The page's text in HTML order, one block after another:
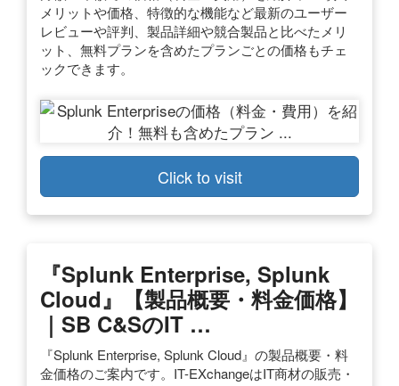
メリットや価格、特徴的な機能など最新のユーザー
レビューや評判、製品詳細や競合製品と比べたメリ
ット、無料プランを含めたプランごとの価格もチェ
ックできます。
Click to visit
『Splunk Enterprise, Splunk
Cloud』【製品概要・料金価格】
｜SB C&SのIT …
『Splunk Enterprise, Splunk Cloud』の製品概要・料
金価格のご案内です。IT-EXchangeはIT商材の販売・